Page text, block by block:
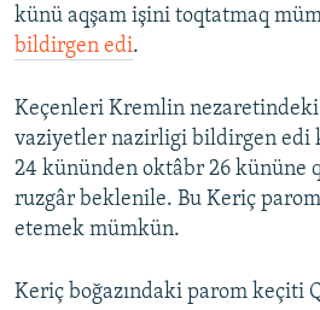
künü aqşam işini toqtatmaq
bildirgen edi.
Keçenleri Kremlin nezaretindeki
vaziyetler nazirligi bildirgen edi
24 kününden oktâbr 26 kününe
ruzgâr beklenile. Bu Keriç
etemek mümkün.
Keriç boğazındaki parom keçiti